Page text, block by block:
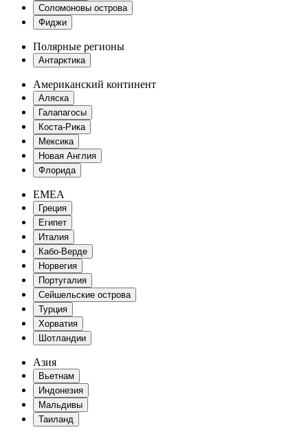
Соломоновы острова
Фиджи
Полярные регионы
Антарктика
Американский континент
Аляска
Галапагосы
Коста-Рика
Мексика
Новая Англия
Флорида
EMEA
Греция
Египет
Италия
Кабо-Верде
Норвегия
Португалия
Сейшельские острова
Турция
Хорватия
Шотландии
Азия
Вьетнам
Индонезия
Мальдивы
Таиланд